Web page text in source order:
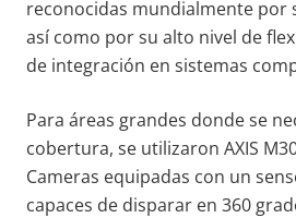
reconocidas mundialmente por
así como por su alto nivel de
de integración en sistemas
Para áreas grandes donde se
cobertura, se utilizaron AXIS
Cameras equipadas con un
capaces de disparar en 360